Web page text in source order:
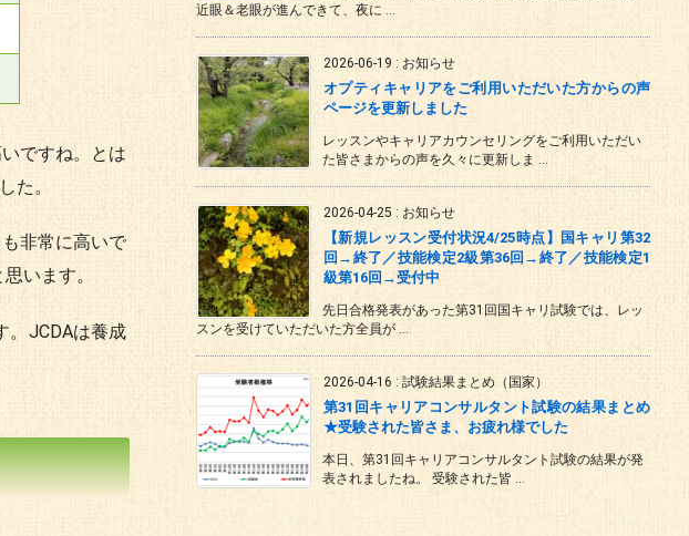
ですね。とは
た。
非常に高いで
います。
。JCDAは養成
近眼＆老眼が進んできて、夜に ...
2026-06-19 : お知らせ
オプティキャリアをご利用いただいた方からの声
ページを更新しました
レッスンやキャリアカウンセリングをご利用いただい
た皆さまからの声を久々に更新しま ...
2026-04-25 : お知らせ
【新規レッスン受付状況4/25時点】国キャリ第32
回→終了／技能検定2級第36回→終了／技能検定1
級第16回→受付中
先日合格発表があった第31回国キャリ試験では、レッ
スンを受けていただいた方全員が ...
2026-04-16 : 試験結果まとめ（国家）
第31回キャリアコンサルタント試験の結果まとめ
★受験された皆さま、お疲れ様でした
本日、第31回キャリアコンサルタント試験の結果が発
表されましたね。 受験された皆 ...